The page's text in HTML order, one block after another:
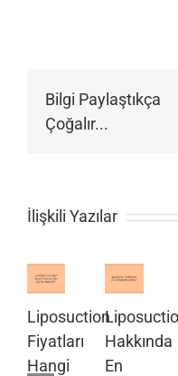
Bilgi Paylaştıkça
Çoğalır...
İlişkili Yazılar
Liposuction
Fiyatları
Hangi
Hakkında
En